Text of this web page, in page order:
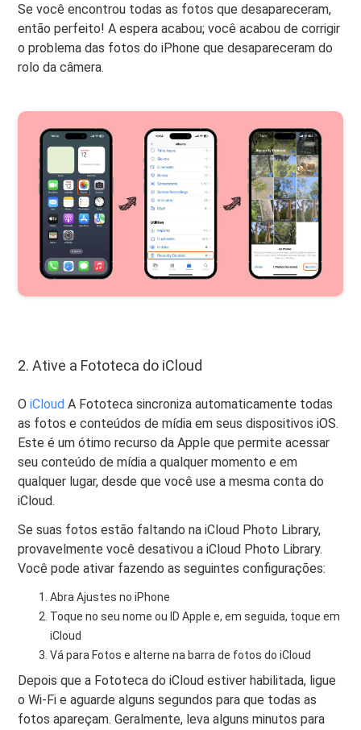
Se você encontrou todas as fotos que desapareceram,
então perfeito! A espera acabou; você acabou de corrigir
o problema das fotos do iPhone que desapareceram do
rolo da câmera.
2. Ative a Fototeca do iCloud
OiCloud A Fototeca sincroniza automaticamente todas
as fotos e conteúdos de mídia em seus dispositivos iOS.
Este é um ótimo recurso da Apple que permite acessar
seu conteúdo de mídia a qualquer momento e em
qualquer lugar, desde que você use a mesma conta do
iCloud.
Se suas fotos estão faltando na iCloud Photo Library,
provavelmente você desativou a iCloud Photo Library.
Você pode ativar fazendo as seguintes configurações:
Abra Ajustes no iPhone
Toque no seu nome ou ID Apple e, em seguida, toque em
iCloud
Vá para Fotos e alterne na barra de fotos do iCloud
Depois que a Fototeca do iCloud estiver habilitada, ligue
o Wi-Fi e aguarde alguns segundos para que todas as
fotos apareçam. Geralmente, leva alguns minutos para